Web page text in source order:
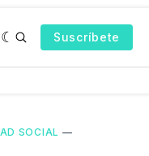
Suscríbete
SOCIAL —